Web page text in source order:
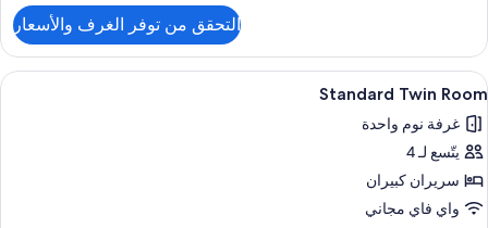
Four-
Bedroom
House-
Fairlie
Street
التحقق من توفر الغرف والأسعار
استعراض
جميع
صور
Standard
Twin
Room
ميني بار ومكواة/لوح كي وواي فاي مجانًا
4
Standard Twin Room
غرفة نوم واحدة
يتّسع لـ 4
سريران كبيران
واي فاي مجاني